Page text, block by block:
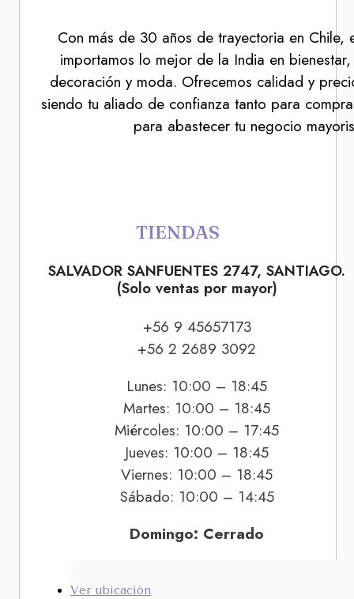
Con más de 30 años de trayectoria en Chile,
importamos lo mejor de la India en
decoración y moda. Ofrecemos calidad y
siendo tu aliado de confianza tanto para
para abastecer tu negocio
TIENDAS
SALVADOR SANFUENTES 2747, SANTIAGO.
(Solo ventas por mayor)
+56 9 45657173
+56 2 2689 3092
Lunes: 10:00 – 18:45
Martes: 10:00 – 18:45
Miércoles: 10:00 – 17:45
Jueves: 10:00 – 18:45
Viernes: 10:00 – 18:45
Sábado: 10:00 – 14:45
Domingo: Cerrado
Ver ubicación